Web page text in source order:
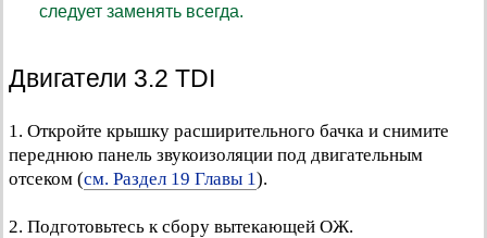
следует заменять всегда.
Двигатели 3.2 TDI
1. Откройте крышку расширительного бачка и снимите
переднюю панель звукоизоляции под двигательным
отсеком (см. Раздел 19 Главы 1).
2. Подготовьтесь к сбору вытекающей ОЖ.